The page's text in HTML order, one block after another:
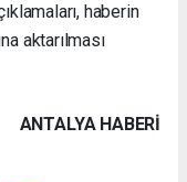
haberin
aktarılması
ANTALYA HABERİ